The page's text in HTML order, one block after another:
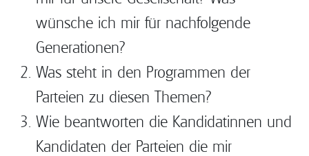
wünsche ich mir für nachfolgende
Generationen?
Was steht in den Programmen der
Parteien zu diesen Themen?
Wie beantworten die Kandidatinnen und
Kandidaten der Parteien die mir